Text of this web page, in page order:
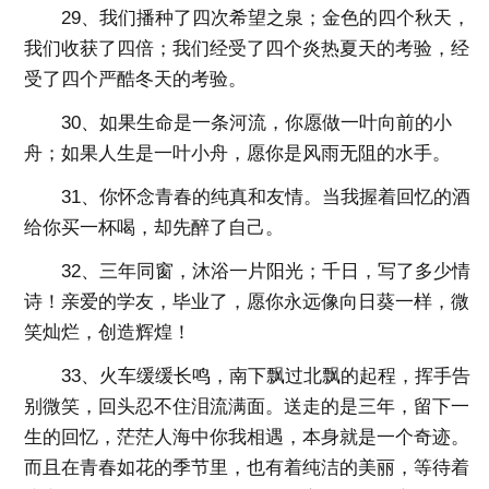
29、我们播种了四次希望之泉；金色的四个秋天，
我们收获了四倍；我们经受了四个炎热夏天的考验，经
受了四个严酷冬天的考验。
30、如果生命是一条河流，你愿做一叶向前的小
舟；如果人生是一叶小舟，愿你是风雨无阻的水手。
31、你怀念青春的纯真和友情。当我握着回忆的酒
给你买一杯喝，却先醉了自己。
32、三年同窗，沐浴一片阳光；千日，写了多少情
诗！亲爱的学友，毕业了，愿你永远像向日葵一样，微
笑灿烂，创造辉煌！
33、火车缓缓长鸣，南下飘过北飘的起程，挥手告
别微笑，回头忍不住泪流满面。送走的是三年，留下一
生的回忆，茫茫人海中你我相遇，本身就是一个奇迹。
而且在青春如花的季节里，也有着纯洁的美丽，等待着